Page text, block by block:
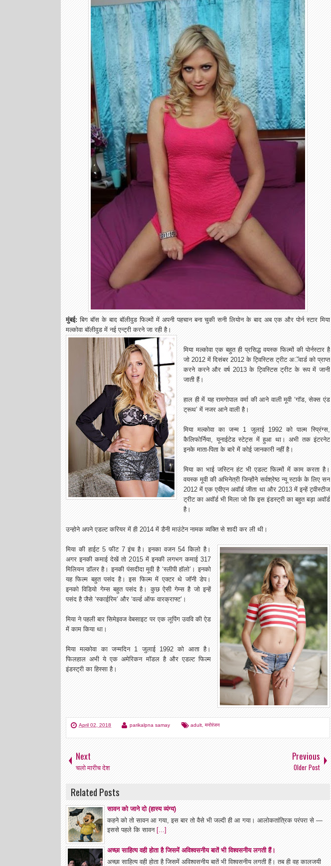
मुंबई:बिग बॉस के बाद बॉलीवुड फिल्मों में अपनी पहचान बना चुकी सनी लियोन के बाद अब एक और पोर्न स्टार मिया
मल्कोवा बॉलीवुड में नई एन्ट्री करने जा रही है।
मिया मल्कोवा एक बहुत ही प्रसिद्ध वयस्क फिल्मों की पोर्नस्टार है
जो 2012 में दिसंबर 2012 के ट्विस्टिस ट्रीट अॅवार्ड को प्राप्त
करने करने और वर्ष 2013 के ट्विस्टिस ट्रीट के रूप में जानी
जाती हैं।
हाल ही में यह रामगोपाल वर्मा की आने वाली मूवी ‘गॉड, सेक्स एंड
ट्रूथ’ में नजर आने वाली है।
मिया मल्कोवा का जन्म 1 जुलाई 1992 को पाल्म स्प्रिंग्स,
कैलिफोर्निया, यूनाईटेड स्टेट्स में हुआ था। अभी तक इंटरनेट
इनके माता-पिता के बारे में कोई जानकारी नहीं है।
मिया का भाई जस्टिन हंट भी एडल्ट फिल्मों में काम करता है।
वयस्क मूवी की अभिनेत्री जिन्होंने सर्वश्रेष्ठ न्यू स्टार्क के लिए सन
2012 में एक एवीएन अवॉर्ड जीता था और 2013 में इन्हें ट्वीस्टीज
ट्रीट का अवॉर्ड भी मिला जो कि इस इंडस्ट्री का बहुत बड़ा अवॉर्ड
है।
उन्होने अपने एडल्ट करियर में ही 2014 में डैनी माउंटेन नामक व्यक्ति से शादी कर ली थी।
मिया की हाईट 5 फीट 7 इंच है। इनका वजन 54 किलो है।
अगर इनकी कमाई देखें तो 2015 में इनकी लगभग कमाई 317
मिलियन डॉलर है। इनकी पंसदीदा मूवी है ‘स्लीपी हॉलो’। इनको
यह फिल्म बहुत पसंद है। इस फिल्म में एक्टर थे जॉनी डेप।
इनको विडियो गेम्स बहुत पसंद है। कुछ ऐसी गेम्स है जो इन्हें
पसंद है जैसे ‘स्काईरिम’ और ‘वर्ल्ड ऑफ वारक्राफ्ट’।
मिया ने पहली बार सिमेइवज वेबसाइट पर एक लूपिंग उववि की ऐड
में काम किया था।
मिया मल्कोवा का जन्मदिन 1 जुलाई 1992 को आता है।
फिलहाल अभी ये एक अमेरिकन मॉडल है और एडल्ट फिल्म
इंडस्ट्री का हिस्सा है।
April 02, 2018 parikalpna samay adult मनोरंजन
Next
चलो मारीच देश
Previous
Older Post
Related Posts
सावन को जाने दो (हास्य व्यंग्य)
कहने को तो सावन आ गया, इस बार तो वैसे भी जल्दी ही आ गया। आलोकतांत्रिक परंपरा से —
इससे पहले कि सावन[...]
अच्छा साहित्य वही होता है जिसमें अविश्वसनीय बातें भी विश्वसनीय लगती हैं।
अच्छा साहित्य वही होता है जिसमें अविश्वसनीय बातें भी विश्वसनीय लगती हैं। तब ही वह कालजयी